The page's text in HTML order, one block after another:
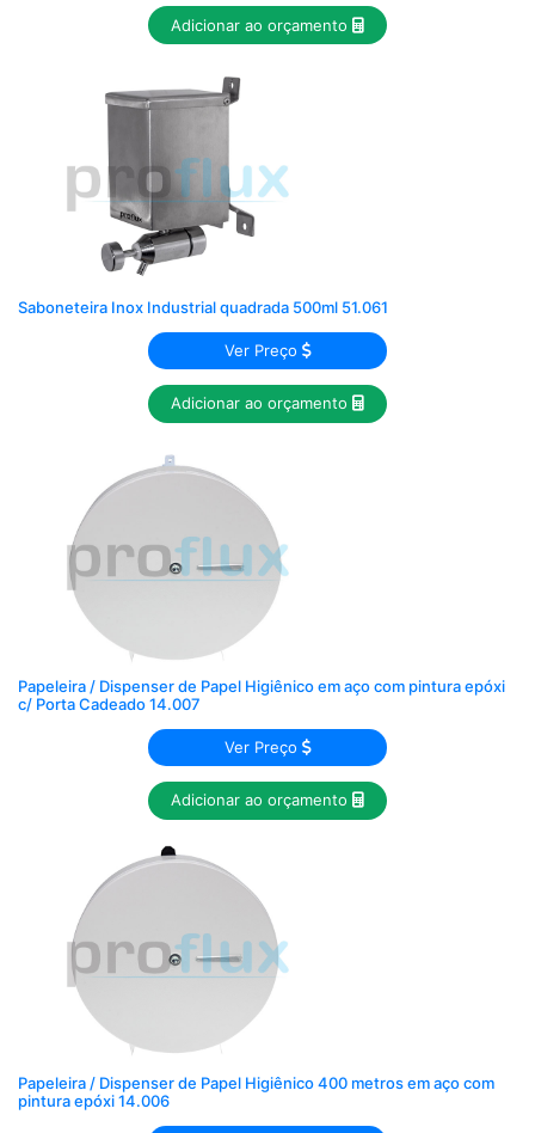
Adicionar ao orçamento
Saboneteira Inox Industrial quadrada 500ml 51.061
Ver Preço
Adicionar ao orçamento
Papeleira / Dispenser de Papel Higiênico em aço com pintura epóxi
c/ Porta Cadeado 14.007
Ver Preço
Adicionar ao orçamento
Papeleira / Dispenser de Papel Higiênico 400 metros em aço com
pintura epóxi 14.006